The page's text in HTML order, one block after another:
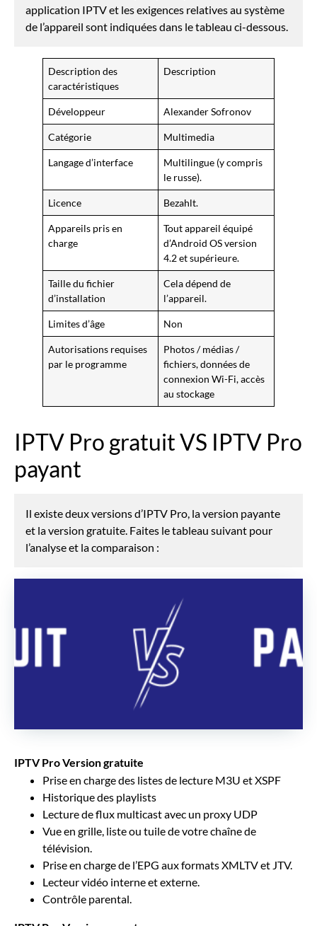
application IPTV et les exigences relatives au système
de l’appareil sont indiquées dans le tableau ci-dessous.
Description des
caractéristiques
Description
Développeur Alexander Sofronov
Catégorie Multimedia
Langage d’interface
Multilingue (y compris
le russe).
Licence Bezahlt.
Appareils pris en
charge
Tout appareil équipé
d’Android OS version
4.2 et supérieure.
Taille du fichier
d’installation
Cela dépend de
l’appareil.
Limites d’âge Non
Autorisations requises
par le programme
Photos / médias /
fichiers, données de
connexion Wi-Fi, accès
au stockage
IPTV Pro gratuit VS IPTV Pro
payant
Il existe deux versions d’IPTV Pro, la version payante
et la version gratuite. Faites le tableau suivant pour
l’analyse et la comparaison :
IPTV Pro Version gratuite
Prise en charge des listes de lecture M3U et XSPF
Historique des playlists
Lecture de flux multicast avec un proxy UDP
Vue en grille, liste ou tuile de votre chaîne de
télévision.
Prise en charge de l’EPG aux formats XMLTV et JTV.
Lecteur vidéo interne et externe.
Contrôle parental.